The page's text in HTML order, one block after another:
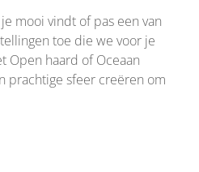
mooi vindt of pas een van
toe die we voor je
Open haard of Oceaan
prachtige sfeer creëren om